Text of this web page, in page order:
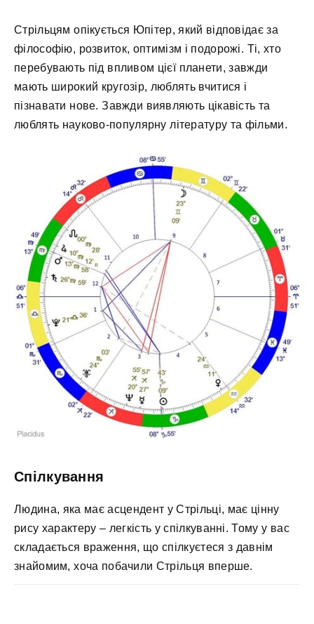
Стрільцям опікується Юпітер, який відповідає за
філософію, розвиток, оптимізм і подорожі. Ті, хто
перебувають під впливом цієї планети, завжди
мають широкий кругозір, люблять вчитися і
пізнавати нове. Завжди виявляють цікавість та
люблять науково-популярну літературу та фільми.
Спілкування
Людина, яка має асцендент у Стрільці, має цінну
рису характеру – легкість у спілкуванні. Тому у вас
складається враження, що спілкуєтеся з давнім
знайомим, хоча побачили Стрільця вперше.